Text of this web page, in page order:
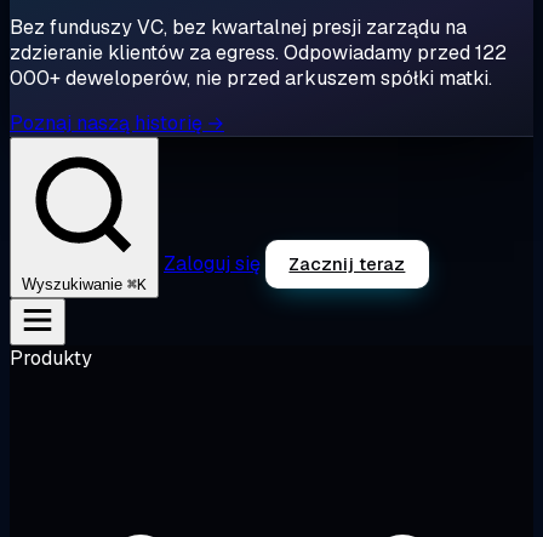
Bez funduszy VC, bez kwartalnej presji zarządu na
zdzieranie klientów za egress. Odpowiadamy przed 122
000+ deweloperów, nie przed arkuszem spółki matki.
Poznaj naszą historię →
Wyszukiwanie ⌘K
Zaloguj się Zacznij teraz
Produkty